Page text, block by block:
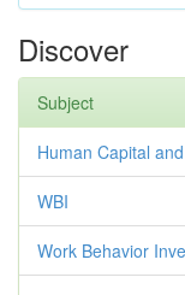
Discover
Subject
Human Capital
WBI
Work Behavior